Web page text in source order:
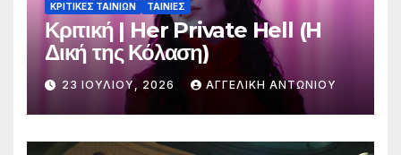
ΚΡΙΤΙΚΕΣ ΤΑΙΝΙΩΝ ΤΑΙΝΙΕΣ
Κριτική | Her Private Hell (H
Δική της Κόλαση)
23 ΙΟΥΛΊΟΥ, 2026 ΑΓΓΕΛΙΚΉ ΑΝΤΩΝΊΟΥ